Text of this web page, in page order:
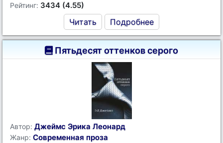
Рейтинг: 3434 (4.55)
Читать Подробнее
Пятьдесят оттенков серого
Автор: Джеймс Эрика Леонард
Жанр: Современная проза